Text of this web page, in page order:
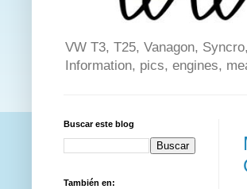
VW T3, T25, Vanagon,
Information, pics, engines,
Buscar este blog
También en: